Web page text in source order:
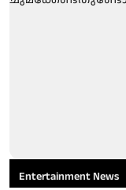
Entertainment News